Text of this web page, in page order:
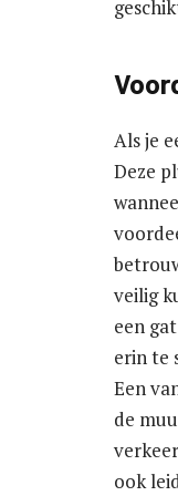
Als je
Deze
veilig
een
erin te
Een
de
ook